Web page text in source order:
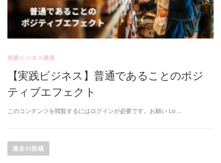
実践ビジネス講座
【実践ビジネス】普通であることのポジ
ティブエフェクト
このコンテンツを閲覧するにはログインが必要です。お願い Lo …
稿
過去の投稿